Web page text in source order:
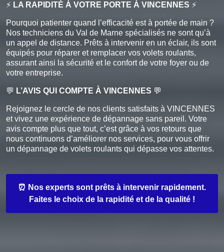
⚡ LA RAPIDITÉ À VOTRE PORTE À VINCENNES ⚡
Pourquoi patienter quand l’efficacité est à portée de main ?
Nos techniciens du Val de Marne spécialisés ne sont qu’à
un appel de distance. Prêts à intervenir en un éclair, ils sont
équipés pour réparer et remplacer vos volets roulants,
assurant ainsi la sécurité et le confort de votre foyer ou de
votre entreprise.
💬 L’AVIS QUI COMPTE À VINCENNES 💬
Rejoignez le cercle de nos clients satisfaits à VINCENNES
et vivez une expérience de dépannage sans pareil. Votre
avis compte plus que tout, c’est grâce à vos retours que
nous continuons d’améliorer nos services, pour vous offrir
un dépannage de volets roulants qui dépasse vos attentes.
⏰ Nos experts sont prêts à intervenir rapidement.
Faites le choix de la rapidité et de la qualité !